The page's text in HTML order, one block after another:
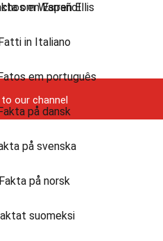
our channel
om Warren Ellis
en Español
in Italiano
em português
på dansk
på svenska
på norsk
suomeksi